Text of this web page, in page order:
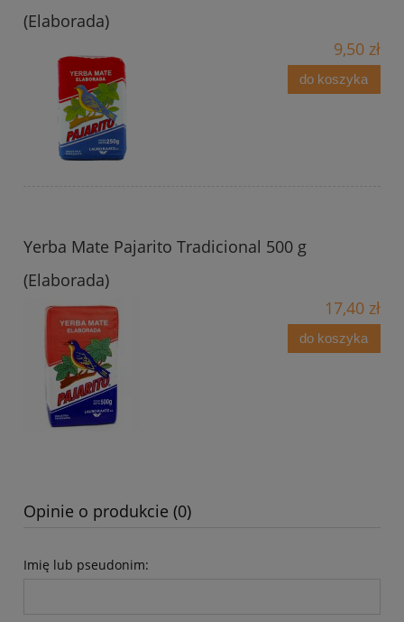
(Elaborada)
9,50 zł
do koszyka
Yerba Mate Pajarito Tradicional 500 g
(Elaborada)
17,40 zł
do koszyka
Opinie o produkcie (0)
Imię lub pseudonim: